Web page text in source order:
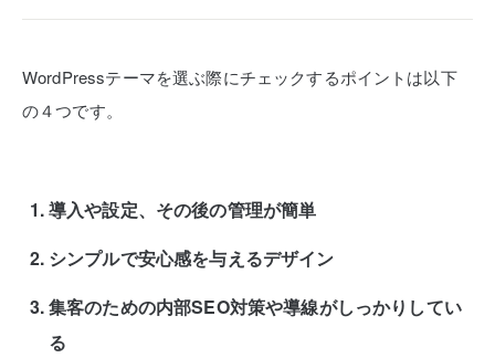
WordPressテーマを選ぶ際にチェックするポイントは以下
の４つです。
導入や設定、その後の管理が簡単
シンプルで安心感を与えるデザイン
集客のための内部SEO対策や導線がしっかりしてい
る